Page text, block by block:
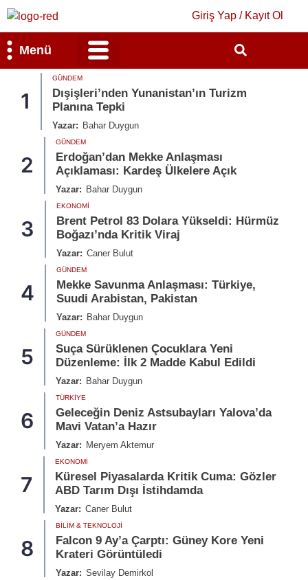
Giriş Yap / Kayıt Ol
Menü
1
GÜNDEM
Dışişleri’nden Yunanistan’ın Turizm
Planına Tepki
Yazar: Bahar Duygun
2
GÜNDEM
Erdoğan’dan Mekke Anlaşması
Açıklaması: Kardeş Ülkelere Açık
Yazar: Bahar Duygun
3
EKONOMI
Brent Petrol 83 Dolara Yükseldi: Hürmüz
Boğazı’nda Kritik Viraj
Yazar: Caner Bulut
4
GÜNDEM
Mekke Savunma Anlaşması: Türkiye,
Suudi Arabistan, Pakistan
Yazar: Bahar Duygun
5
GÜNDEM
Suça Sürüklenen Çocuklara Yeni
Düzenleme: İlk 2 Madde Kabul Edildi
Yazar: Bahar Duygun
6
TÜRKIYE
Geleceğin Deniz Astsubayları Yalova’da
Mavi Vatan’a Hazır
Yazar: Meryem Aktemur
7
EKONOMI
Küresel Piyasalarda Kritik Cuma: Gözler
ABD Tarım Dışı İstihdamda
Yazar: Caner Bulut
8
BILIM & TEKNOLOJI
Falcon 9 Ay’a Çarptı: Güney Kore Yeni
Krateri Görüntüledi
Yazar: Sevilay Demirkol